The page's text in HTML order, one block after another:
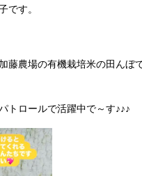
です。
藤農場の有機栽培米の田んぼ
トロールで活躍中で～す♪♪♪